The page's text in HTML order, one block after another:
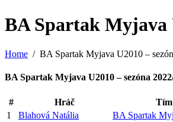
BA Spartak Myjava
Home BA Spartak Myjava U2010 –
BA Spartak Myjava U2010 – sezóna
# Hráč Tím
1
Blahová Natália BA Spartak